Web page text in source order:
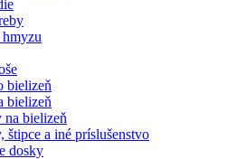
bielizeň
bielizeň
na bielizeň
štipce a iné príslušenstvo
dosky